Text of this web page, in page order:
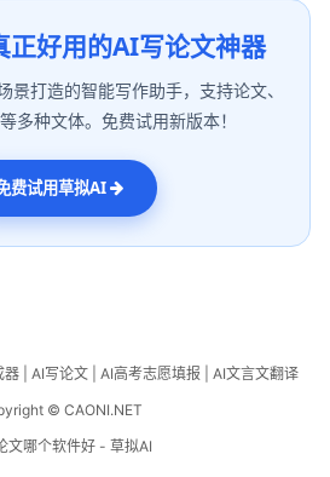
好用的AI写论文神器
打造的智能写作助手，支持论文、
多种文体。免费试用新版本！
费试用草拟AI
器 AI写论文 AI高考志愿填报
AI文言文翻译
© CAONI.NET
文哪个软件好 - 草拟AI